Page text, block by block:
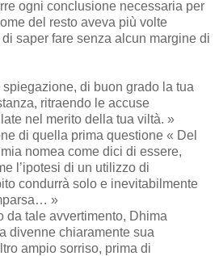
ogni conclusione necessaria per
del resto aveva più volte
saper fare senza alcun margine di
di buon grado la tua
ritraendo le accuse
nel merito della tua viltà. »
di quella prima questione « Del
nomea come dici di essere,
l’ipotesi di un utilizzo di
condurrà solo e inevitabilmente
»
da tale avvertimento, Dhima
divenne chiaramente sua
ampio sorriso, prima di